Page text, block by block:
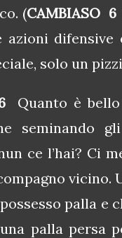
(CAMBIASO 6
difensive
solo un
Quanto è
seminando
ce l’hai? Ci
palla e
palla persa